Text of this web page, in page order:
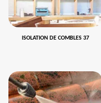
ISOLATION DE COMBLES 37